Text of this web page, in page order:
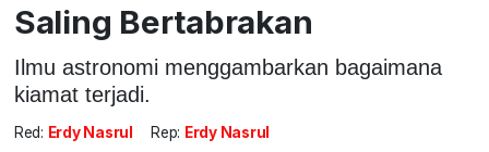
Saling Bertabrakan
Ilmu astronomi menggambarkan bagaimana
kiamat terjadi.
Red: Erdy Nasrul Rep: Erdy Nasrul